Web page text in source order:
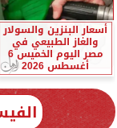
أسعار البنزين والسولار
والغاز الطبيعي في
مصر اليوم الخميس 6
أغسطس 2026